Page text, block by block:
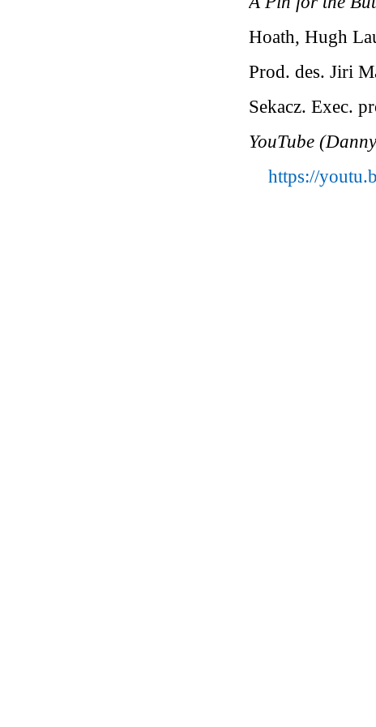
Hoath, Hugh
Prod. des. Jiri
Sekacz. Exec.
YouTube
https://